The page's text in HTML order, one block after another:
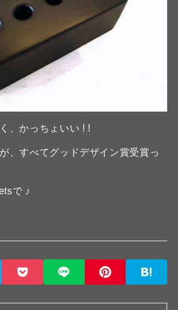
、かっちょいい ! !
、すべてグッドデザイン賞受賞っ
で ♪